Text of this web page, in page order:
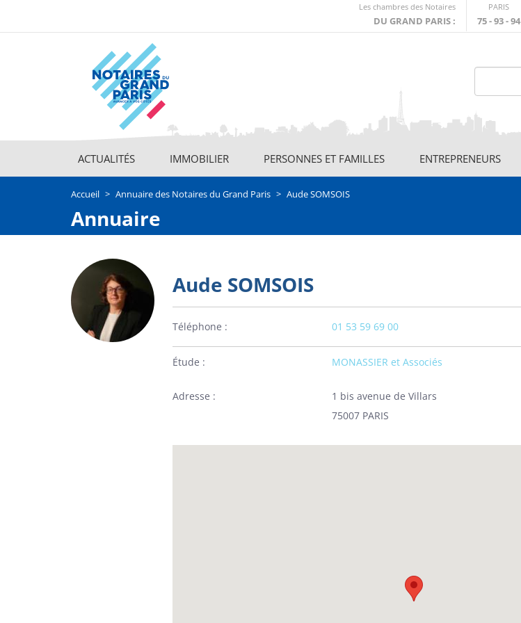
contenu
Les chambres des Notaires
DU GRAND PARIS :
externe
PARIS
75 - 93 - 94
navigation
ACTUALITÉS IMMOBILIER PERSONNES ET FAMILLES ENTREPRENEURS
Accueil Annuaire des Notaires du Grand Paris Aude SOMSOIS
Annuaire
Photo
Aude SOMSOIS
Téléphone 01 53 59 69 00
Étude MONASSIER et Associés
Adresse
1 bis avenue de Villars
75007 PARIS